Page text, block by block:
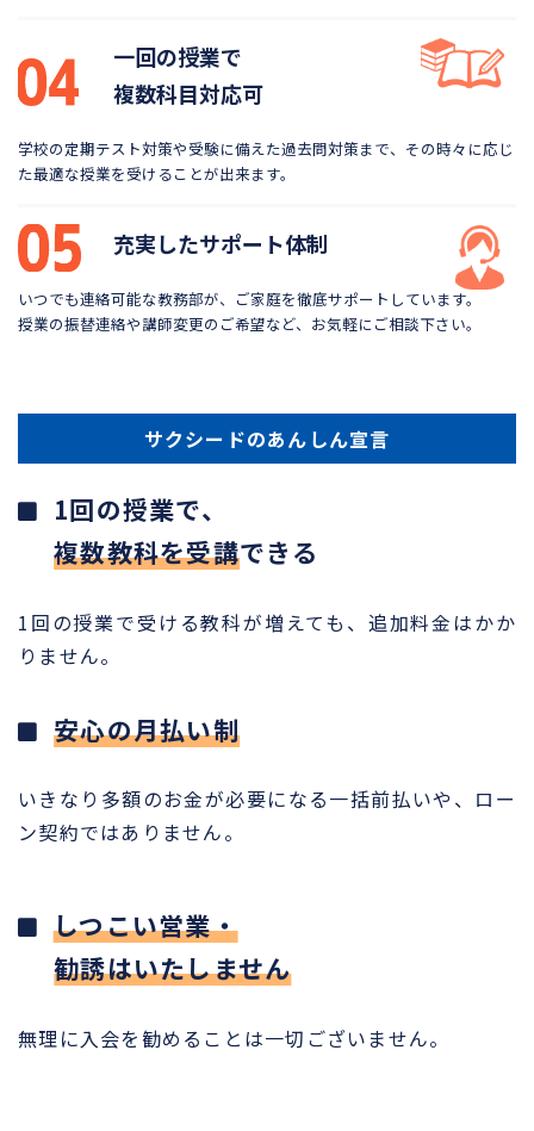
一回の授業で
複数科目対応可
学校の定期テスト対策や受験に備えた過去問対策まで、 その時々に応じ
た最適な授業を受けることが出来ます。
充実したサポート体制
いつでも連絡可能な教務部が、ご家庭を徹底サポートしています。
授業の振替連絡や講師変更のご希望など、お気軽にご相談下さい。
サクシードのあんしん宣言
1回の授業で、
複数教科を受講できる
1回の授業で受ける教科が増えても、追加料金はかか
りません。
安心の月払い制
いきなり多額のお金が必要になる一括前払いや、ロー
ン契約ではありません。
しつこい営業・
勧誘はいたしません
無理に入会を勧めることは一切ございません。